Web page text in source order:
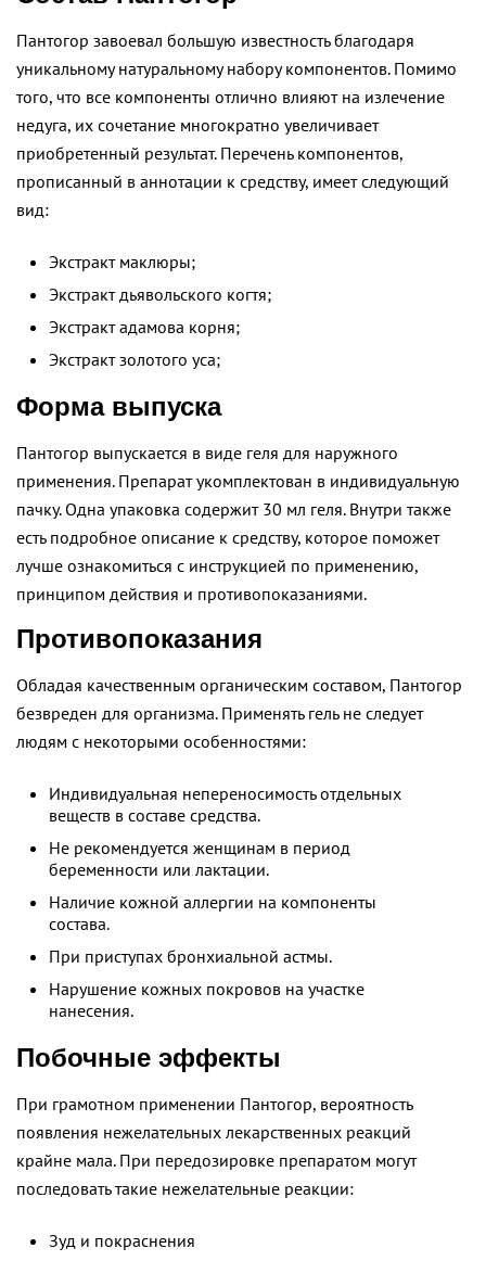
Пантогор завоевал большую известность благодаря
уникальному натуральному набору компонентов. Помимо
того, что все компоненты отлично влияют на излечение
недуга, их сочетание многократно увеличивает
приобретенный результат. Перечень компонентов,
прописанный в аннотации к средству, имеет следующий
вид:
Экстракт маклюры;
Экстракт дьявольского когтя;
Экстракт адамова корня;
Экстракт золотого уса;
Форма выпуска
Пантогор выпускается в виде геля для наружного
применения. Препарат укомплектован в индивидуальную
пачку. Одна упаковка содержит 30 мл геля. Внутри также
есть подробное описание к средству, которое поможет
лучше ознакомиться с инструкцией по применению,
принципом действия и противопоказаниями.
Противопоказания
Обладая качественным органическим составом, Пантогор
безвреден для организма. Применять гель не следует
людям с некоторыми особенностями:
Индивидуальная непереносимость отдельных
веществ в составе средства.
Не рекомендуется женщинам в период
беременности или лактации.
Наличие кожной аллергии на компоненты
состава.
При приступах бронхиальной астмы.
Нарушение кожных покровов на участке
нанесения.
Побочные эффекты
При грамотном применении Пантогор, вероятность
появления нежелательных лекарственных реакций
крайне мала. При передозировке препаратом могут
последовать такие нежелательные реакции:
Зуд и покраснения